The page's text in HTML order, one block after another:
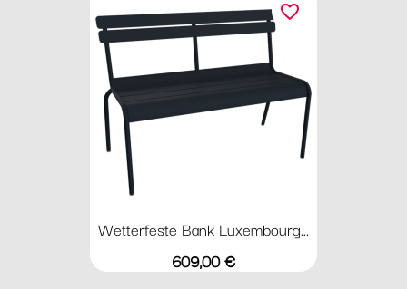
Wetterfeste Bank Luxembourg...
Preis
609,00 €
favorite_border